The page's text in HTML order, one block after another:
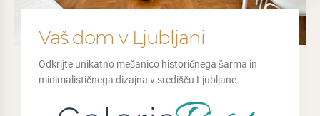
Vaš dom v Ljubljani
Odkrijte unikatno mešanico historičnega šarma in
minimalističnega dizajna v središču Ljubljane.